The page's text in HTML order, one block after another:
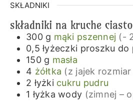
SKŁADNIKI
składniki na kruche ciasto
300 g mąki pszennej (-
0,5 łyżeczki proszku do
150 g masła
4 żółtka (z jajek rozmiar
2 łyżki cukru pudru
1 łyżka wody (zimnej –